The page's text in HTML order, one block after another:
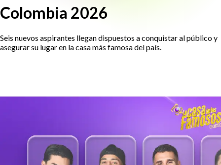
Colombia 2026
Seis nuevos aspirantes llegan dispuestos a conquistar al público y
asegurar su lugar en la casa más famosa del país.